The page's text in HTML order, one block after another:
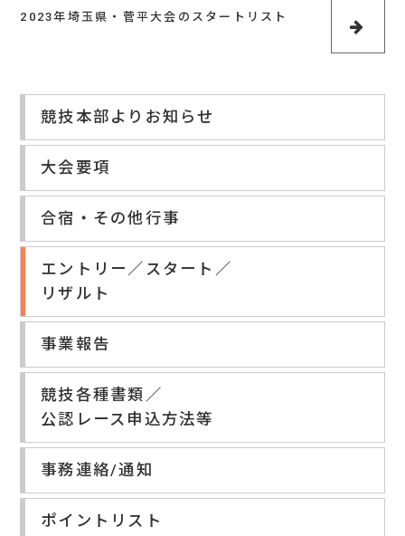
2023年埼玉県・菅平大会のスタートリスト
競技本部よりお知らせ
大会要項
合宿・その他行事
エントリー／スタート／
リザルト
事業報告
競技各種書類／
公認レース申込方法等
事務連絡/通知
ポイントリスト